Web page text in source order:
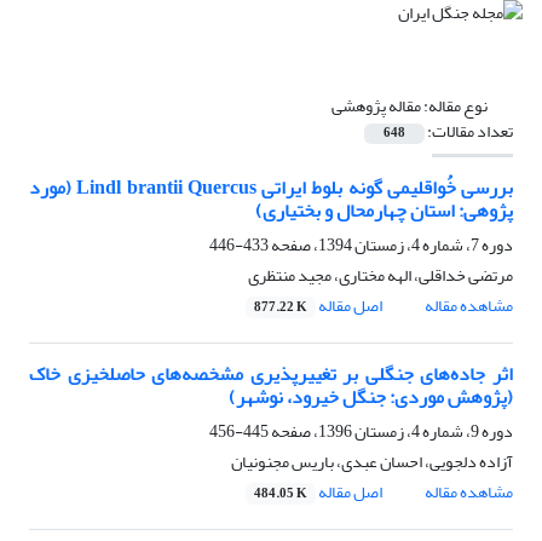
نوع مقاله:مقاله پژوهشی
تعداد مقالات: 648
بررسی خُواقلیمی گونه بلوط ایراتی Lindl brantii Quercus (مورد
پژوهی: استان چهارمحال و بختیاری)
دوره 7، شماره 4، زمستان 1394، صفحه
433-446
مرتضی خداقلی، الهه مختاری، مجید منتظری
مشاهده مقاله
اصل مقاله 877.22 K
اثر جاده‌های جنگلی بر تغییرپذیری مشخصه‌های حاصلخیزی خاک
(پژوهش موردی: جنگل خیرود، نوشهر)
دوره 9، شماره 4، زمستان 1396، صفحه
445-456
آزاده دلجویی، احسان عبدی، باریس مجنونیان
مشاهده مقاله
اصل مقاله 484.05 K